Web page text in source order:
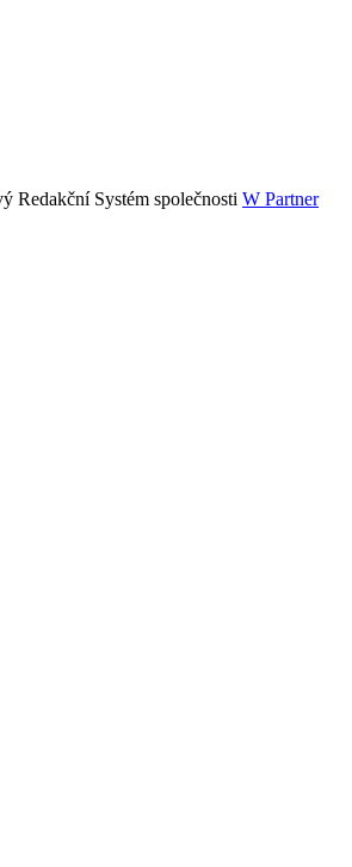
Redakční Systém společnosti W Partner